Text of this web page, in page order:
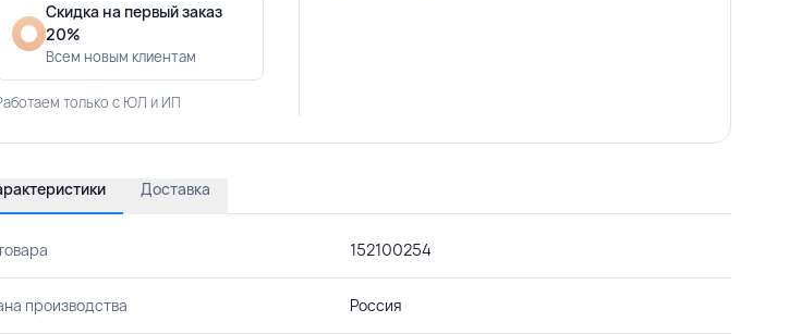
Скидка на первый заказ
20%
Всем новым клиентам
только с ЮЛ и ИП
Доставка
152100254
производства Россия